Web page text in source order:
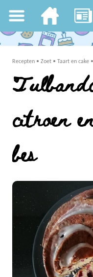
Recepten • Zoet • Taart en cake •
citroen
bes